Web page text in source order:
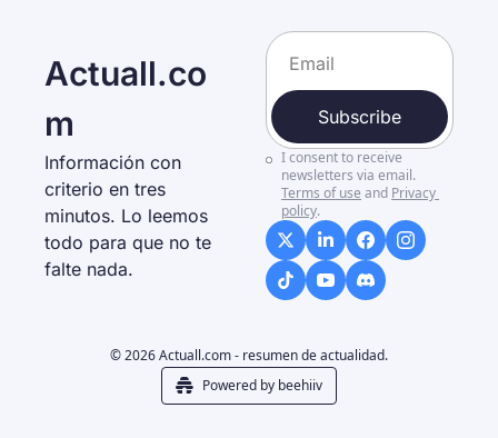
Actuall.co
m
Información con
criterio en tres
minutos. Lo leemos
todo para que no te
falte nada.
Subscribe
I consent to receive
newsletters via email.
Terms of use and Privacy
policy.
© 2026 Actuall.com - resumen de actualidad.
Powered by beehiiv